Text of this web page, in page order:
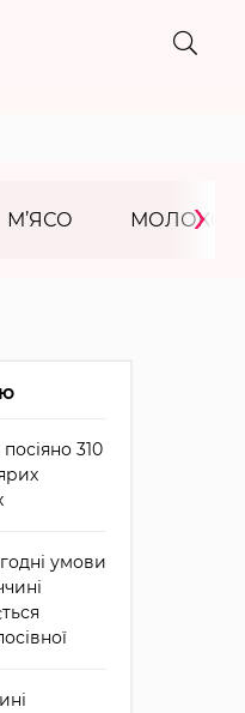
М’ЯСО МОЛОКО
›
310
умови